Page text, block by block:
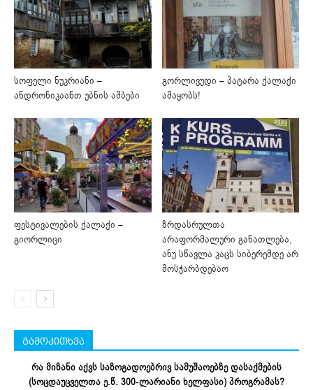
სოფელი ნუკრიანი –
ანდრონიკაანთ უბნის ამბები
გორლივუდი – პატარა ქალაქი
ამაყობს!
ფესტივალების ქალაქი –
გიორლიცი
ზრდასრულთა
არაფორმალური განათლება,
ანუ სწავლა კაცს სიბერემდე არ
მოსჭარბდებაო
გამოკითხვა
რა მიზანი აქვს საზოგადოებრივ სამუშაოებზე დასაქმების
(სოცდაუცველთა ე.წ. 300-ლარიანი ხელფასი) პროგრამას?